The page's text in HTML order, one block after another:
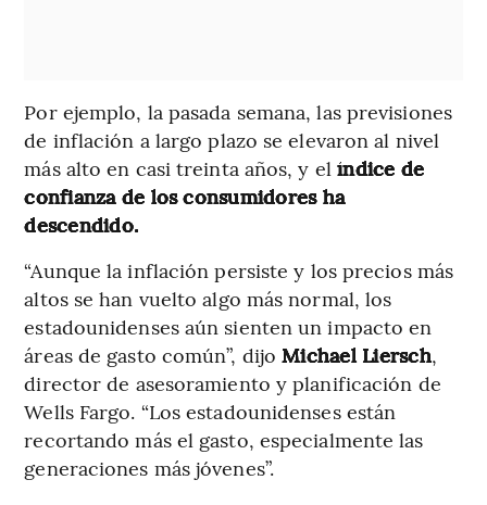
Por ejemplo, la pasada semana, las previsiones
de inflación a largo plazo se elevaron al nivel
más alto en casi treinta años, y el índice de
confianza de los consumidores ha
descendido.
“Aunque la inflación persiste y los precios más
altos se han vuelto algo más normal, los
estadounidenses aún sienten un impacto en
áreas de gasto común”, dijoMichael Liersch,
director de asesoramiento y planificación de
Wells Fargo. “Los estadounidenses están
recortando más el gasto, especialmente las
generaciones más jóvenes”.